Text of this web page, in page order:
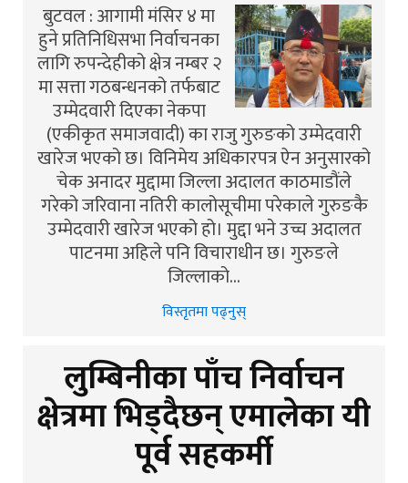
बुटवल : आगामी मंसिर ४ मा
हुने प्रतिनिधिसभा निर्वाचनका
लागि रुपन्देहीको क्षेत्र नम्बर २
मा सत्ता गठबन्धनको तर्फबाट
उम्मेदवारी दिएका नेकपा
(एकीकृत समाजवादी) का राजु गुरुङको उम्मेदवारी
खारेज भएको छ। विनिमेय अधिकारपत्र ऐन अनुसारको
चेक अनादर मुद्दामा जिल्ला अदालत काठमाडौंले
गरेको जरिवाना नतिरी कालोसूचीमा परेकाले गुरुङकै
उम्मेदवारी खारेज भएको हो। मुद्दा भने उच्च अदालत
पाटनमा अहिले पनि विचाराधीन छ। गुरुङले
जिल्लाको…
विस्तृतमा पढ्नुस्
लुम्बिनीका पाँच निर्वाचन
क्षेत्रमा भिड्दैछन् एमालेका यी
पूर्व सहकर्मी